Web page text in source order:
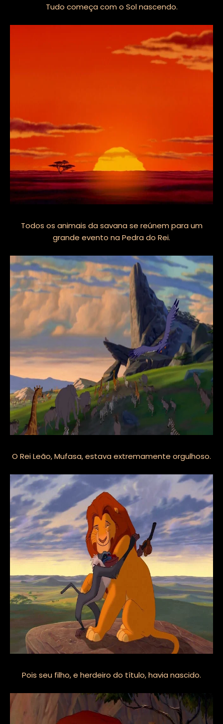
Tudo começa com o Sol nascendo.
Todos os animais da savana se reúnem para um
grande evento na Pedra do Rei.
O Rei Leão, Mufasa, estava extremamente orgulhoso.
Pois seu filho, e herdeiro do título, havia nascido.